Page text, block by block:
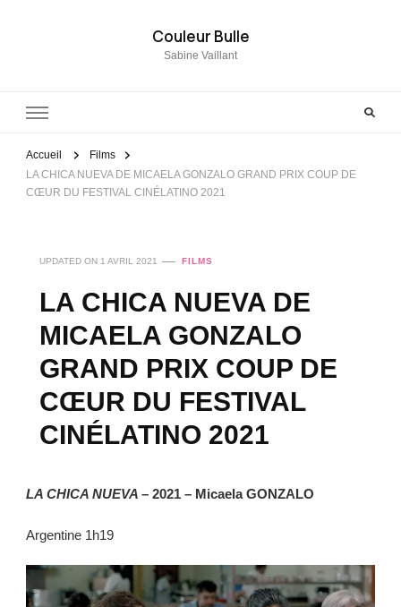
Couleur Bulle
Sabine Vaillant
Accueil
Films
LA CHICA NUEVA DE MICAELA GONZALO GRAND PRIX COUP DE
CŒUR DU FESTIVAL CINÉLATINO 2021
UPDATED ON 1 AVRIL 2021 FILMS
LA CHICA NUEVA DE
MICAELA GONZALO
GRAND PRIX COUP DE
CŒUR DU FESTIVAL
CINÉLATINO 2021
LA CHICA NUEVA – 2021 – Micaela GONZALO
Argentine 1h19